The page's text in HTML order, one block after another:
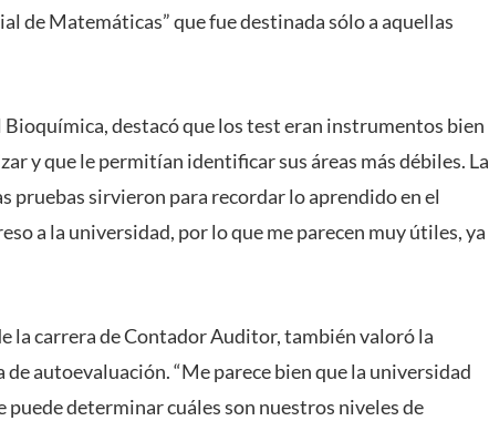
de Matemáticas” que fue destinada sólo a aquellas
destacó que los test eran instrumentos bien
y que le permitían identificar sus áreas más débiles. La
pruebas sirvieron para recordar lo aprendido en el
a la universidad, por lo que me parecen muy útiles, ya
la carrera de Contador Auditor, también valoró la
autoevaluación. “Me parece bien que la universidad
puede determinar cuáles son nuestros niveles de